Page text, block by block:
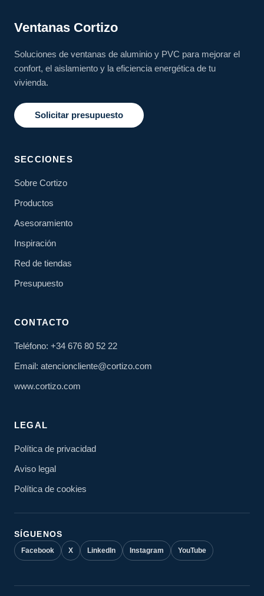
Ventanas Cortizo
Soluciones de ventanas de aluminio y PVC para mejorar el
confort, el aislamiento y la eficiencia energética de tu
vivienda.
Solicitar presupuesto
SECCIONES
Sobre Cortizo
Productos
Asesoramiento
Inspiración
Red de tiendas
Presupuesto
CONTACTO
Teléfono: +34 676 80 52 22
Email: atencioncliente@cortizo.com
www.cortizo.com
LEGAL
Política de privacidad
Aviso legal
Política de cookies
SÍGUENOS
Facebook X LinkedIn Instagram YouTube